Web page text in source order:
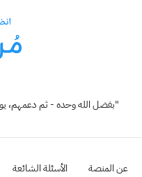
"بفضل الله وحده - ثم دعمهم،
عن المنصة الأسئلة الشائعة